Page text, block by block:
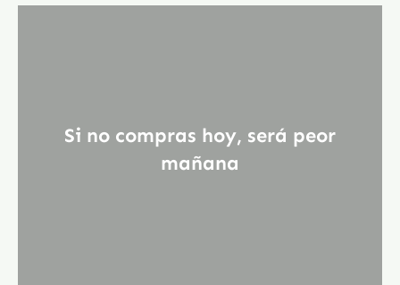
Si no compras hoy, será peor
mañana